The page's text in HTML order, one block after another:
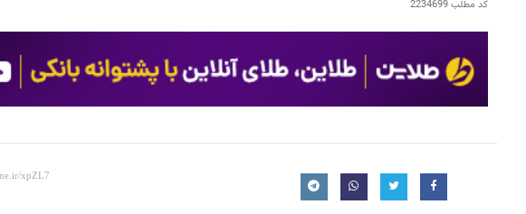
کد مطلب2234699